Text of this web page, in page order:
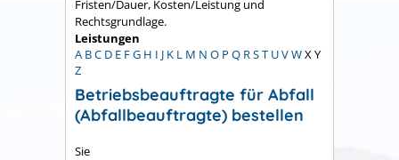
Fristen/Dauer, Kosten/Leistung und
Rechtsgrundlage.
Leistungen
A BC D E FG H I J K L M N O P Q RST UVWX Y
Z
Betriebsbeauftragte für Abfall
(Abfallbeauftragte) bestellen
Sie